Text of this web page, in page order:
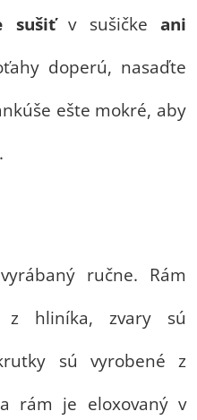
sušiťv sušičkeani
doperú, nasaďte
ešte mokré, aby
ručne. Rám
z hliníka, zvary sú
sú vyrobené z
rám je eloxovaný v